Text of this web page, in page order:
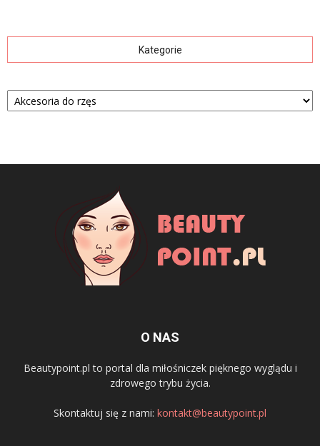
Kategorie
Kategorie
O NAS
Beautypoint.pl to portal dla miłośniczek pięknego wyglądu i
zdrowego trybu życia.
Skontaktuj się z nami: kontakt@beautypoint.pl